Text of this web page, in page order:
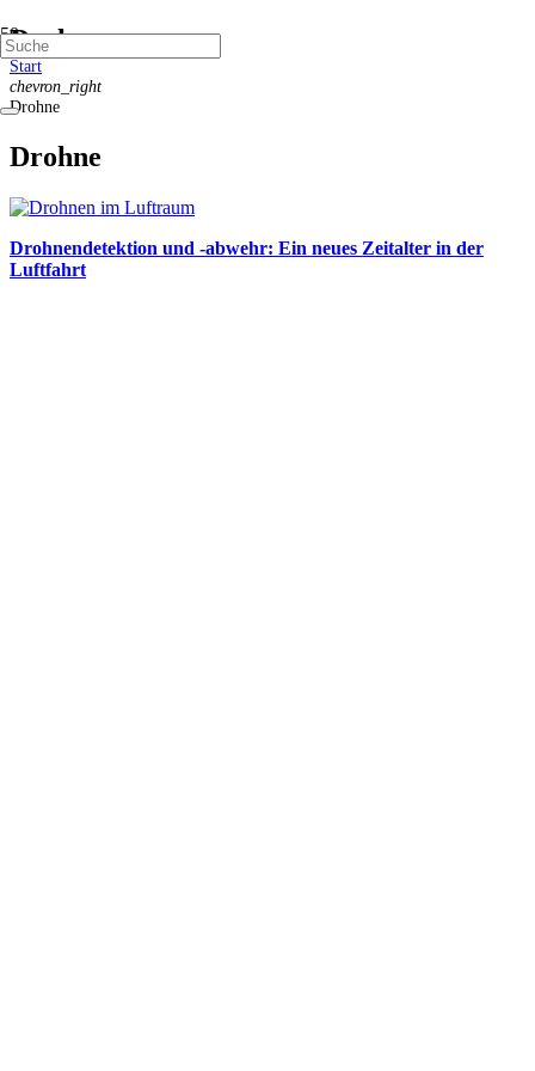
Drohne
Start
chevron_right
Drohne
Drohne
Drohnendetektion und -abwehr: Ein neues Zeitalter in der
Luftfahrt